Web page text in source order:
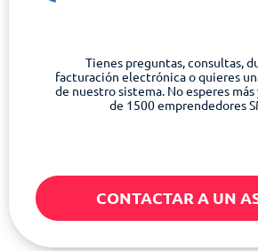
Tienes preguntas, consultas,
facturación electrónica o quieres
de nuestro sistema. No esperes
de 1500 emprendedores
CONTACTAR A UN